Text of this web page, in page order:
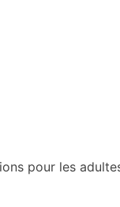
pour les